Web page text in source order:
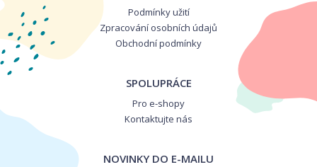
Podmínky užití
Zpracování osobních údajů
Obchodní podmínky
SPOLUPRÁCE
Pro e-shopy
Kontaktujte nás
NOVINKY DO E-MAILU